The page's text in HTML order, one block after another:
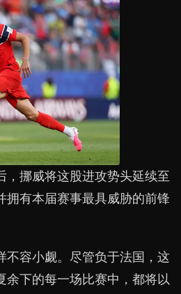
，挪威将这股进攻势头延续至
拥有本届赛事最具威胁的前锋
不容小觑。尽管负于法国，这
余下的每一场比赛中，都将以